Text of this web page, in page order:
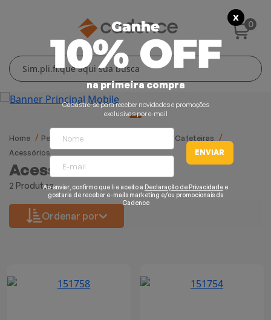
0
Home Peças e Acessórios
Cafeteiras
Acessórios
Acessórios
2 Produtos
Ordenar por
X
Ganhe
10% OFF
na primeira compra
Cadastre-se para receber novidades e promoções
exclusivas por e-mail
ENVIAR
Ao enviar, confirmo que li e aceito a Declaração de Privacidade e
gostaria de receber e-mails marketing e/ou promocionais da
Cadence
Cozinha
Grills e Sanduicheiras
Chaleiras Elétricas
Cafeteiras
Lar
Conforto Térmico
Ventiladores
Cuidados Pessoais
Cortadores de Cabelo
Pranchas